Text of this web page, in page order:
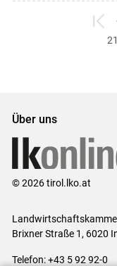
zum
Über uns
© 2026 tirol.lko.at
Brixner Straße 1, 6020
Telefon: +43 5 92 92-0